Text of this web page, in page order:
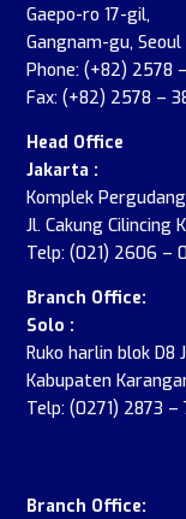
Gaepo-ro 17-gil,
Gangnam-gu,
Phone: (+82) 2578
Fax: (+82) 2578 –
Head Office
Jakarta :
Komplek
Jl. Cakung Cilincing
Telp: (021) 2606 –
Branch Office:
Solo :
Ruko harlin blok D8
Kabupaten
Telp: (0271) 2873 –
Branch Office: